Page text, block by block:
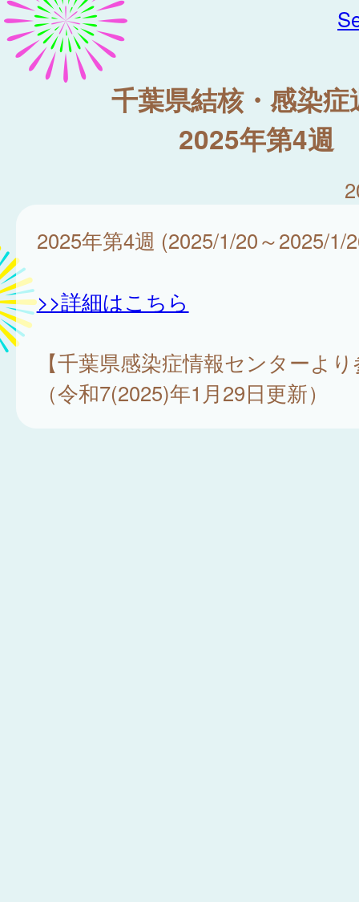
千葉県結核・感染症
2025年第4週
2025年第4週 (2025/1/20～2025/1/
>>詳細はこちら
【千葉県感染症情報センターよ
（令和7(2025)年1月29日更新）